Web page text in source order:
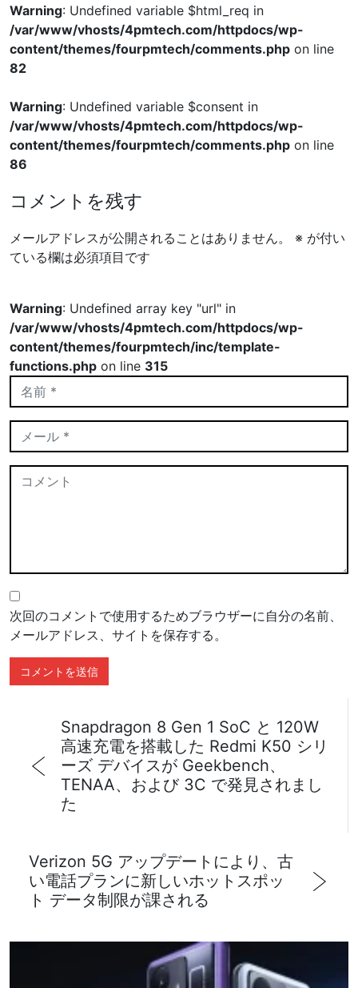
Warning: Undefined variable $html_req in
/var/www/vhosts/4pmtech.com/httpdocs/wp-
content/themes/fourpmtech/comments.php on line
82
Warning: Undefined variable $consent in
/var/www/vhosts/4pmtech.com/httpdocs/wp-
content/themes/fourpmtech/comments.php on line
86
コメントを残す
メールアドレスが公開されることはありません。 ※ が付い
ている欄は必須項目です
Warning: Undefined array key "url" in
/var/www/vhosts/4pmtech.com/httpdocs/wp-
content/themes/fourpmtech/inc/template-
functions.php on line 315
次回のコメントで使用するためブラウザーに自分の名前、
メールアドレス、サイトを保存する。
Snapdragon 8 Gen 1 SoC と 120W
高速充電を搭載した Redmi K50 シリ
ーズ デバイスが Geekbench、
TENAA、および 3C で発見されまし
た
Verizon 5G アップデートにより、古
い電話プランに新しいホットスポッ
ト データ制限が課される